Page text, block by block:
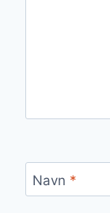
Navn *